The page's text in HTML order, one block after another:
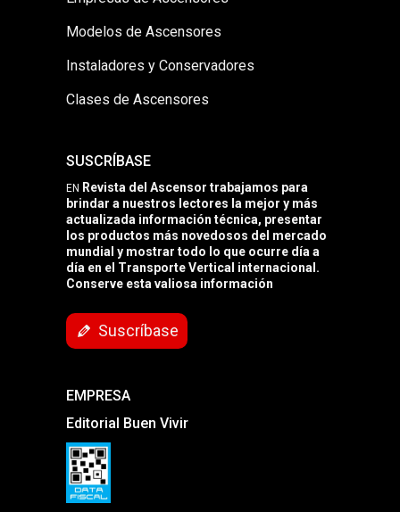
Modelos de Ascensores
Instaladores y Conservadores
Clases de Ascensores
SUSCRÍBASE
EN Revista del Ascensor trabajamos para
brindar a nuestros lectores la mejor y más
actualizada información técnica, presentar
los productos más novedosos del mercado
mundial y mostrar todo lo que ocurre día a
día en el Transporte Vertical internacional.
Conserve esta valiosa información
Suscríbase
EMPRESA
Editorial Buen Vivir